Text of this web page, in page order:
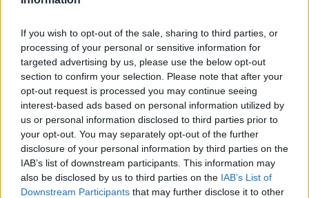
If you wish to opt-out of the sale, sharing to third parties, or
processing of your personal or sensitive information for
targeted advertising by us, please use the below opt-out
section to confirm your selection. Please note that after your
opt-out request is processed you may continue seeing
interest-based ads based on personal information utilized by
us or personal information disclosed to third parties prior to
your opt-out. You may separately opt-out of the further
disclosure of your personal information by third parties on the
IAB’s list of downstream participants. This information may
also be disclosed by us to third parties on the IAB’s List of
Downstream Participants that may further disclose it to other
„Végleg” negatív rekorder lesz Hamilton a
Ferrarinál? – főnöke nem ért egyet az
érintettel